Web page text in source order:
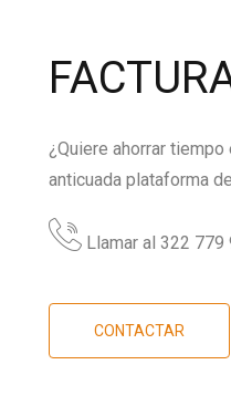
¿Quiere ahorrar
anticuada plataforma
Llamar al 322
CONTACTAR